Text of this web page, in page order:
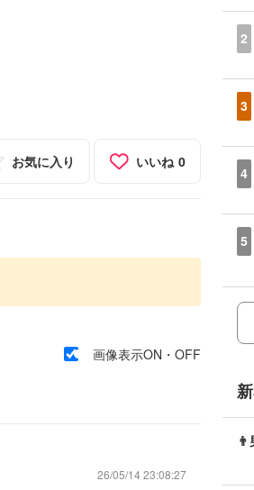
お気に入り いいね 0
画像表示ON・OFF
26/05/14 23:08:27
2
3
4
5